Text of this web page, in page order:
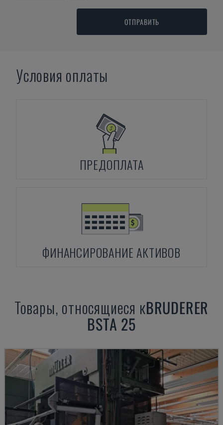
ОТПРАВИТЬ
Условия оплаты
ПРЕДОПЛАТА
ФИНАНСИРОВАНИЕ АКТИВОВ
Товары, относящиеся кBRUDERER
BSTA 25